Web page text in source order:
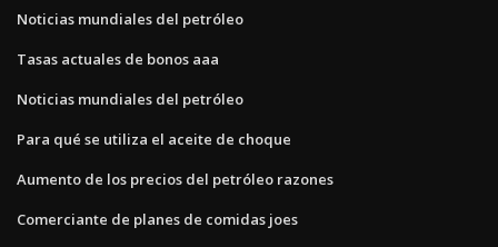
Noticias mundiales del petróleo
Tasas actuales de bonos aaa
Noticias mundiales del petróleo
Para qué se utiliza el aceite de choque
Aumento de los precios del petróleo razones
Comerciante de planes de comidas joes